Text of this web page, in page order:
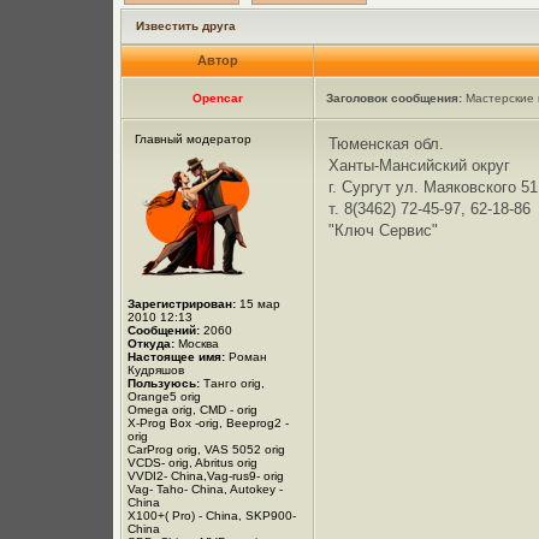
Известить друга
Автор
Opencar Заголовок сообщения: Мастерские
Главный модератор
Зарегистрирован: 15 мар
2010 12:13
Сообщений: 2060
Откуда: Москва
Настоящее имя: Роман
Кудряшов
Пользуюсь: Танго orig,
Orange5 orig
Omega orig, CMD - orig
X-Prog Box -orig, Beeprog2 -
orig
CarProg orig, VAS 5052 orig
VCDS- orig, Abritus orig
VVDI2- China,Vag-rus9- orig
Vag- Taho- China, Autokey -
China
X100+( Pro) - China, SKP900-
China
Тюменская обл.
Ханты-Мансийский округ
г. Сургут ул. Маяковского 51
т. 8(3462) 72-45-97, 62-18-86
"Ключ Сервис"